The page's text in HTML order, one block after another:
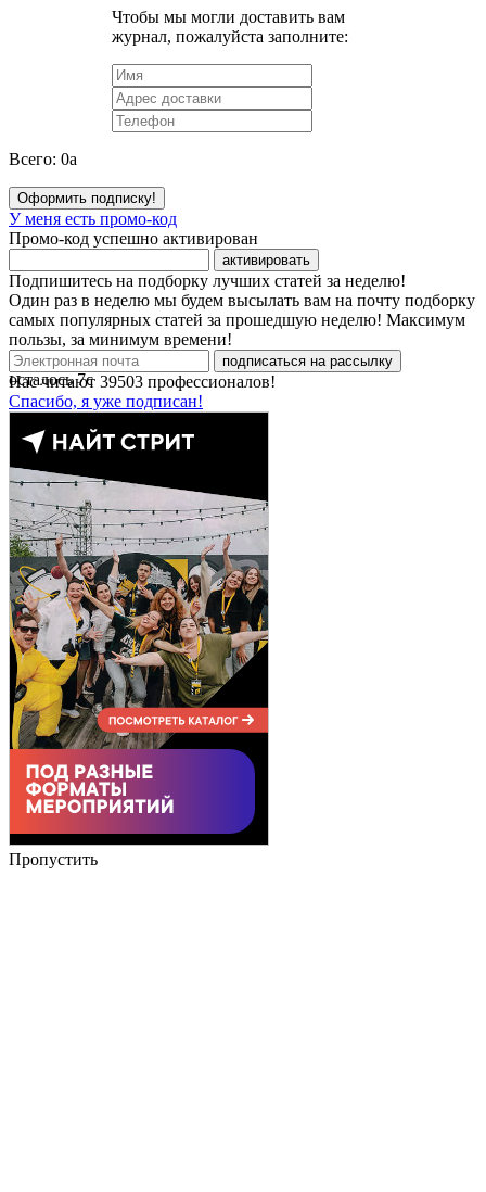
Чтобы мы могли доставить вам
журнал, пожалуйста заполните:
Всего: 0a
Оформить подписку!
У меня есть промо-код
Промо-код успешно активирован
активировать
Подпишитесь на подборку лучших статей за неделю!
Один раз в неделю мы будем высылать вам на почту подборку
самых популярных статей за прошедшую неделю! Максимум
пользы, за минимум времени!
подписаться на рассылку
Нас читают 39503 профессионалов!
Спасибо, я уже подписан!
осталось7с
Пропустить